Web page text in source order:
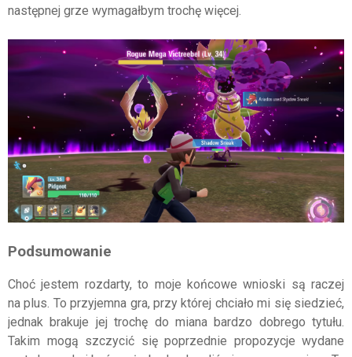
następnej grze wymagałbym trochę więcej.
Podsumowanie
Choć jestem rozdarty, to moje końcowe wnioski są raczej
na plus. To przyjemna gra, przy której chciało mi się siedzieć,
jednak brakuje jej trochę do miana bardzo dobrego tytułu.
Takim mogą szczycić się poprzednie propozycje wydane